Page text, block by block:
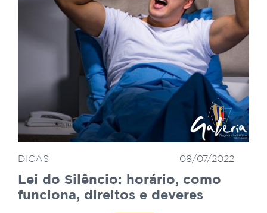
08/07/2022
DICAS
Lei do Silêncio: horário, como
funciona, direitos e deveres